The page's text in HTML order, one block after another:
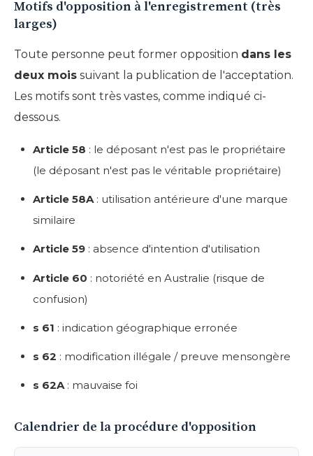
Motifs d'opposition à l'enregistrement (très
larges)
Toute personne peut former opposition dans les
deux mois suivant la publication de l'acceptation.
Les motifs sont très vastes, comme indiqué ci-
dessous.
Article 58 : le déposant n'est pas le propriétaire
(le déposant n'est pas le véritable propriétaire)
Article 58A: utilisation antérieure d'une marque
similaire
Article 59 : absence d'intention d'utilisation
Article 60 : notoriété en Australie (risque de
confusion)
s 61 : indication géographique erronée
s 62 : modification illégale / preuve mensongère
s 62A: mauvaise foi
Calendrier de la procédure d'opposition